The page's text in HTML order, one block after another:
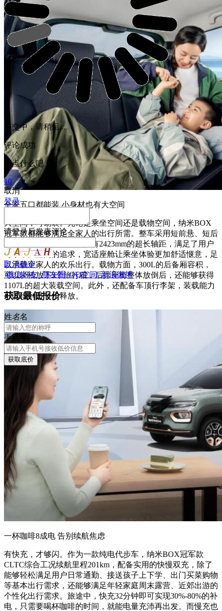
全家五口都能装 小身材也有大空间
大空间，可劲装。无论是乘坐空间还是载物空间，纳米BOX
冠军款都能够满足全家人的出行所需。整车采用短前悬、短后
悬、大轴长比的设计，拥有2423mm的超长轴距，满足了用户
对小车大空间的追求，宽适座舱让乘坐体验更加舒适惬意，足
以承载全家人的欢乐出行。载物方面，300L的后备厢容积，
可以轻松放下3个旅行箱，后排座椅整体放倒后，还能够获得
1107L的超大装载空间。此外，还配备车顶行李架，装载能力
可以得到进一步释放。
一杯咖啡8成电 告别续航焦虑
有快充，才够闪。作为一款纯电代步车，纳米BOX冠军款
CLTC综合工况续航里程201km，配备实用的快慢双充，除了
能够轻松满足用户日常通勤、接送孩子上下学、出门买菜购物
等基本出行需求，还能够满足年轻家庭周末露营、近郊出游的
个性化出行需求。旅途中，快充32分钟即可实现30%-80%的补
电，只需要喝杯咖啡的时间，就能电量充沛再出发。而慢充也
提交中，请稍后...
评论成功
写点什么吧
10
取消
登录
请登录后发表评论
取消确定
微信好友 朋友圈 QQ空间 新浪微博
获取最低报价
姓名名
手机号
获取底价